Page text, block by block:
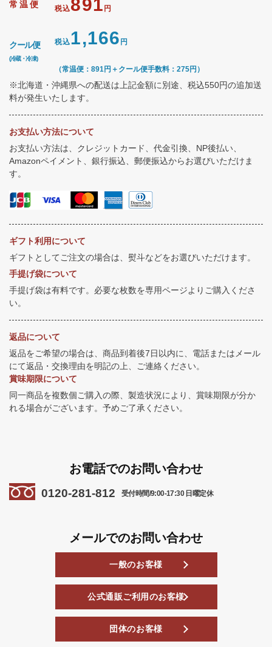
常温便 税込891 円
クール便
(冷蔵・冷凍)
税込1,166 円
（常温便：891円＋クール便手数料：275円）
※北海道・沖縄県への配送は上記金額に別途、税込550円の追加送
料が発生いたします。
お支払い方法について
お支払い方法は、クレジットカード、代金引換、NP後払い、
Amazonペイメント、銀行振込、郵便振込からお選びいただけま
す。
ギフト利用について
ギフトとしてご注文の場合は、熨斗などをお選びいただけます。
手提げ袋について
手提げ袋は有料です。必要な枚数を専用ページよりご購入くださ
い。
返品について
返品をご希望の場合は、商品到着後7日以内に、電話またはメール
にて返品・交換理由を明記の上、ご連絡ください。
賞味期限について
同一商品を複数個ご購入の際、製造状況により、賞味期限が分か
れる場合がございます。予めご了承ください。
お電話でのお問い合わせ
0120-281-812 受付時間/9:00-17:30 日曜定休
メールでのお問い合わせ
一般のお客様
公式通販ご利用のお客様
団体のお客様